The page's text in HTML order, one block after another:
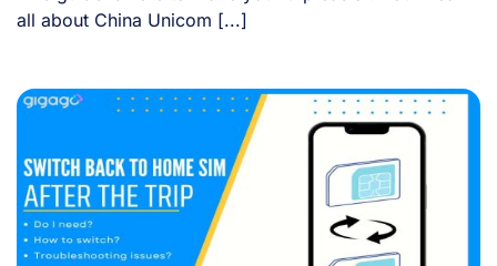
all about China Unicom [...]